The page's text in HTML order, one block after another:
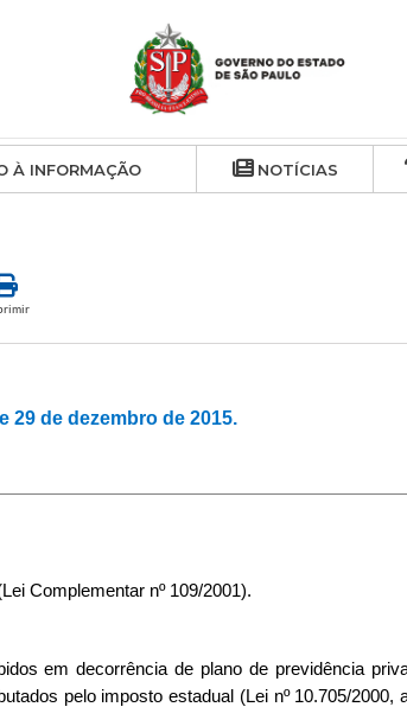
À INFORMAÇÃO NOTÍCIAS
29 de dezembro de 2015.
Complementar nº 109/2001).
em decorrência de plano de previdência
pelo imposto estadual (Lei nº 10.705/2000,